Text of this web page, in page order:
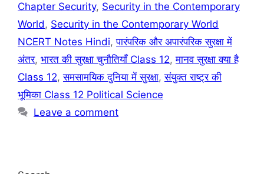
Chapter Security, Security in the Contemporary
World, Security in the Contemporary World
NCERT Notes Hindi,पारंपरिक और अपारंपरिक सुरक्षा में
अंतर, भारत की सुरक्षा चुनौतियाँ Class 12,मानव सुरक्षा क्या है
Class 12,समसामयिक दुनिया में सुरक्षा,संयुक्त राष्ट्र की
भूमिका Class 12 Political Science
Leave a comment